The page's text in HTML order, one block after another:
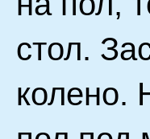
стол.
колено.